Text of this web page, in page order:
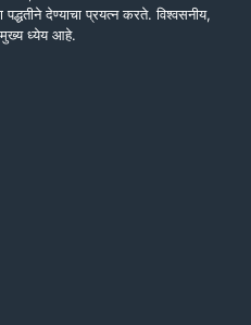
पद्धतीने देण्याचा प्रयत्न करते. विश्वसनीय,
ध्येय आहे.